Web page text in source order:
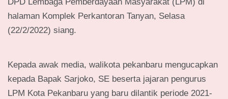
halaman Komplek Perkantoran Tanyan, Selasa
(22/2/2022) siang.
Kepada awak media, walikota pekanbaru mengucapkan
kepada Bapak Sarjoko, SE beserta jajaran pengurus
LPM Kota Pekanbaru yang baru dilantik periode 2021-